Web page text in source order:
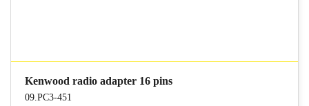
Kenwood radio adapter 16 pins
09.PC3-451